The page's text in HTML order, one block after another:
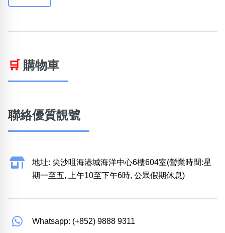
🛒 購物車
聯絡優質靚號
地址: 尖沙咀海港城海洋中心6樓604室(營業時間:星
期一至五, 上午10至下午6時, 公眾假期休息)
Whatsapp: (+852) 9888 9311